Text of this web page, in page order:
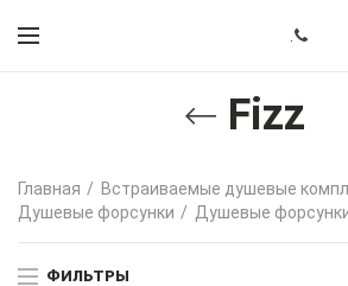
Fizz
Главная
Встраиваемые душевые
Душевые форсунки
Душевые
ФИЛЬТРЫ